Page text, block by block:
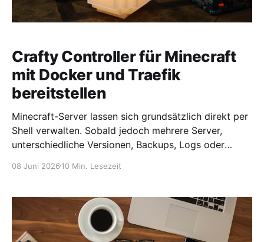
Crafty Controller für Minecraft
mit Docker und Traefik
bereitstellen
Minecraft-Server lassen sich grundsätzlich direkt per
Shell verwalten. Sobald jedoch mehrere Server,
unterschiedliche Versionen, Backups, Logs oder
Verwaltung schnell unübersichtlich. Genau hier setzt
webbasiertes Management-Panel für Minecraft-
Server. Es ermöglicht das Erstellen, Starten, Stoppen,
Überwachen und Verwalten von
08 Juni 2026 10 Min. Lesezeit